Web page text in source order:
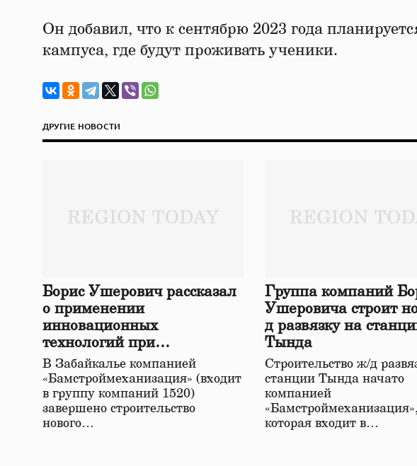
Он добавил, что к сентябрю 2023 года
кампуса, где будут проживать ученики.
ДРУГИЕ НОВОСТИ
Борис Ушерович рассказал
о применении
инновационных
технологий при
строительстве нового моста
в Забайкалье
В Забайкалье компанией
«Бамстроймеханизация» (входит
в группу компаний 1520)
завершено строительство
нового…
Группа компаний
Ушеровича строит
д развязку на
Тында
Строительство ж/д
станции Тында начато
компанией
«Бамстроймеханизация»,
которая входит в…